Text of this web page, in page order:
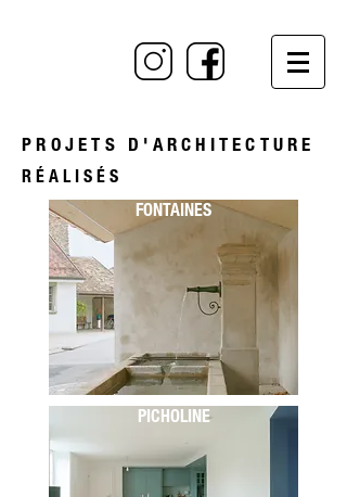
PROJETS D'ARCHITECTURE
RÉALISÉS
FONTAINES
PICHOLINE